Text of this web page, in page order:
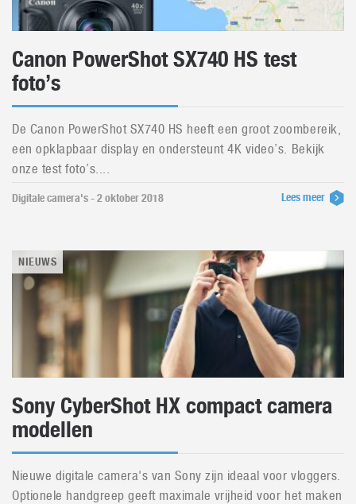
Canon PowerShot SX740 HS test
foto’s
De Canon PowerShot SX740 HS heeft een groot zoombereik,
een opklapbaar display en ondersteunt 4K video’s. Bekijk
onze test foto’s....
Digitale camera's - 2 oktober 2018 Lees meer
NIEUWS
Sony CyberShot HX compact camera
modellen
Nieuwe digitale camera's van Sony zijn ideaal voor vloggers.
Optionele handgreep geeft maximale vrijheid voor het maken